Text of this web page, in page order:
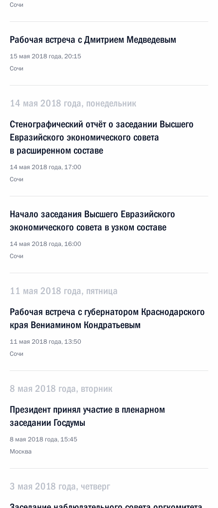
Сочи
Рабочая встреча с Дмитрием Медведевым
15 мая 2018 года, 20:15
Сочи
14 мая 2018 года, понедельник
Стенографический отчёт о заседании Высшего
Евразийского экономического совета
в расширенном составе
14 мая 2018 года, 17:00
Сочи
Начало заседания Высшего Евразийского
экономического совета в узком составе
14 мая 2018 года, 16:00
Сочи
11 мая 2018 года, пятница
Рабочая встреча с губернатором Краснодарского
края Вениамином Кондратьевым
11 мая 2018 года, 13:50
Сочи
8 мая 2018 года, вторник
Президент принял участие в пленарном
заседании Госдумы
8 мая 2018 года, 15:45
Москва
3 мая 2018 года, четверг